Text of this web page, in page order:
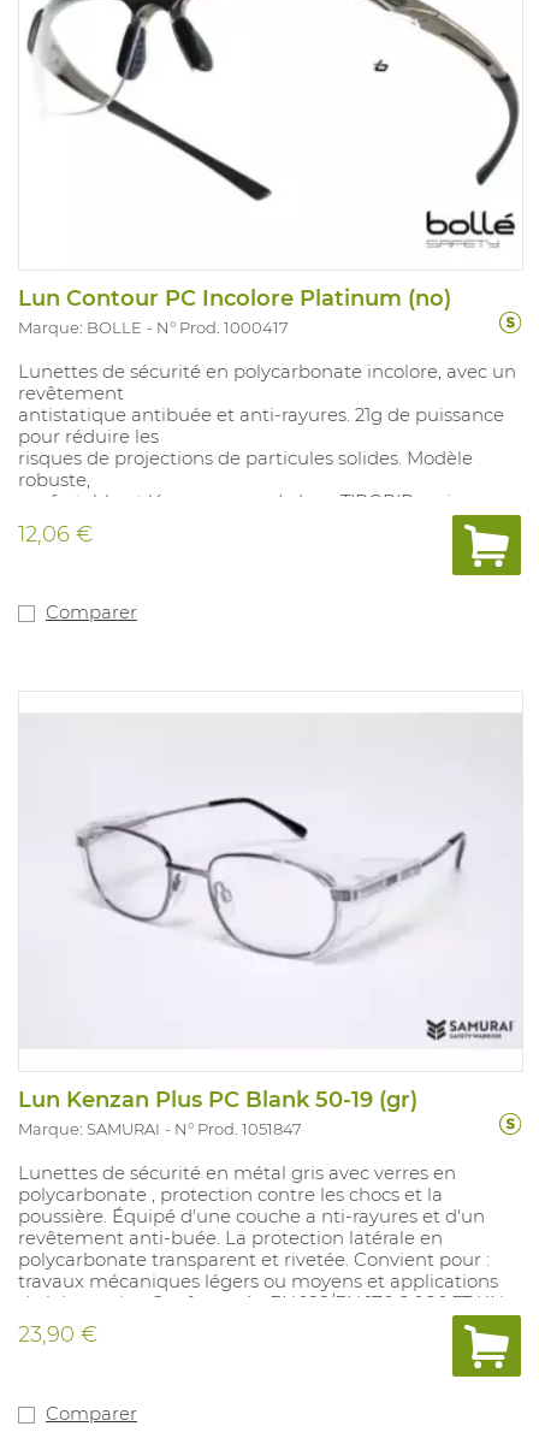
Lun Contour PC Incolore Platinum (no)
Marque: BOLLE N° Prod. 1000417
Lunettes de sécurité en polycarbonate incolore, avec un
revêtement
antistatique antibuée et anti-rayures. 21g de puissance
pour réduire les
risques de projections de particules solides. Modèle
robuste,
confortable et léger, pourvu de bras TIPGRIP, qui
s’ajustent bien à la
tête, et pont de nez antidérapant.
12,06 €
Comparer
Lun Kenzan Plus PC Blank 50-19 (gr)
Marque: SAMURAI N° Prod. 1051847
Lunettes de sécurité en métal gris avec verres en
polycarbonate , protection contre les chocs et la
poussière. Équipé d'une couche a nti-rayures et d'un
revêtement anti-buée. La protection latérale en
polycarbonate transparent et rivetée. Convient pour :
travaux mécaniques légers ou moyens et applications
de laboratoire. Conforme à : EN 166/EN 170 2-1,2 1 FT KN.
23,90 €
Comparer